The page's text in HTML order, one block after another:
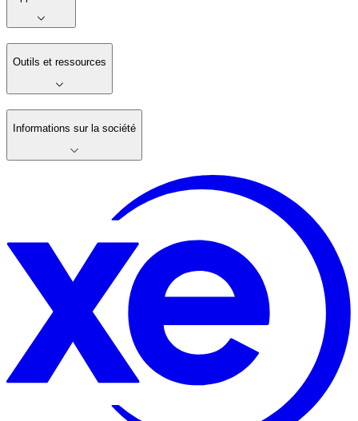
Outils et ressources
Informations sur la société